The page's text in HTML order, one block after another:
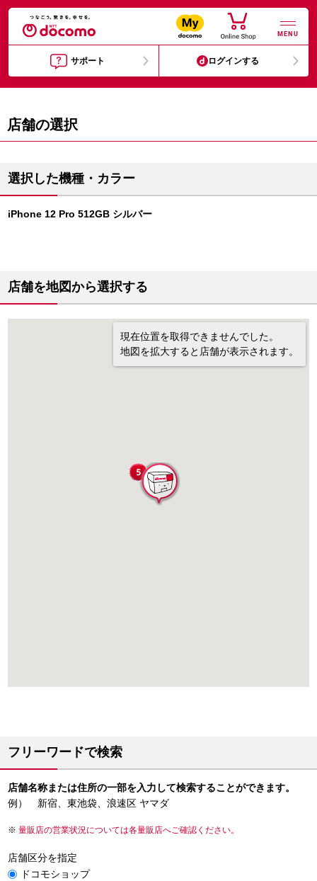
MENU
サポート ログインする
店舗の選択
選択した機種・カラー
iPhone 12 Pro 512GB シルバー
店舗を地図から選択する
現在位置を取得できませんでした。
地図を拡大すると店舗が表示されます。
フリーワードで検索
店舗名称または住所の一部を入力して検索することができます。
例） 新宿、東池袋、浪速区 ヤマダ
量販店の営業状況については各量販店へご確認ください。
店舗区分を指定
ドコモショップ